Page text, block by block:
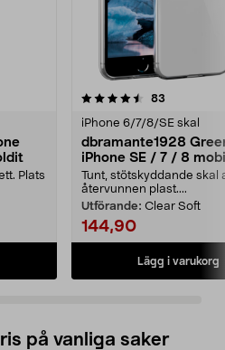
Plats
83
iPhone 6/7/8/SE skal
dbramante1928
iPhone SE / 7 / 8
Tunt, stötskyddande skal
återvunnen plast....
Utförande: Clear Soft
144,90
Lägg i varukorg
4.5 av 5 stjärnor
på vanliga saker